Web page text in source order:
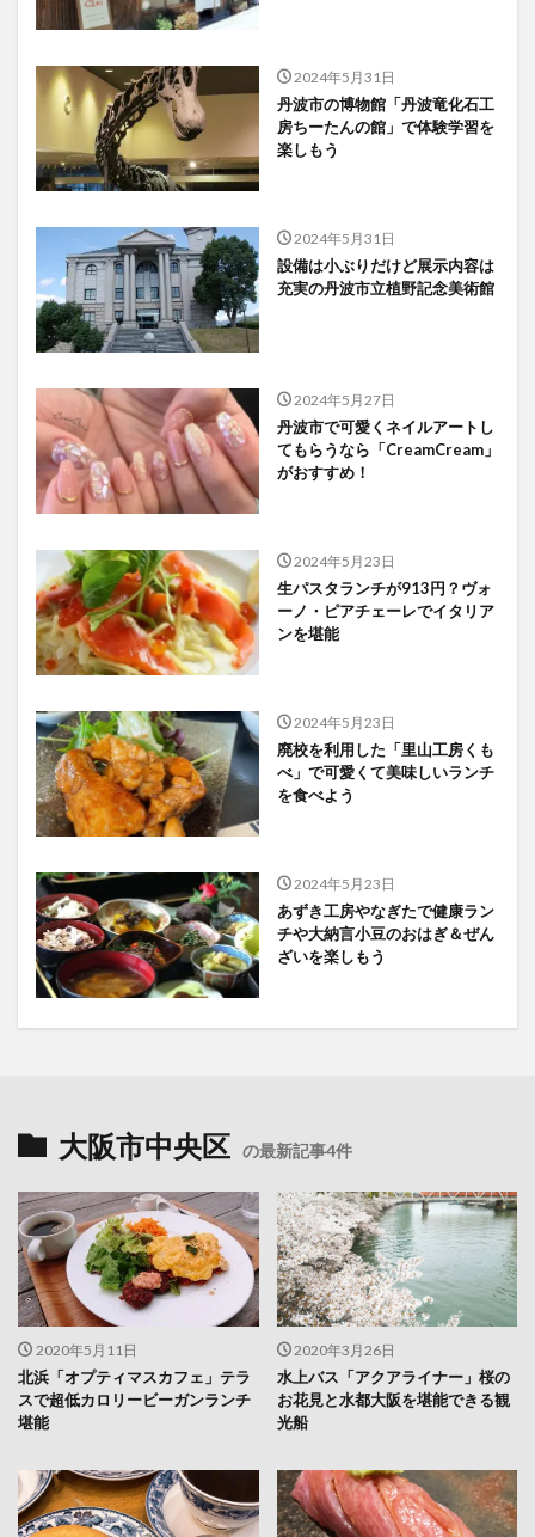
2024年5月31日
丹波市の博物館「丹波竜化石工
房ちーたんの館」で体験学習を
楽しもう
2024年5月31日
設備は小ぶりだけど展示内容は
充実の丹波市立植野記念美術館
2024年5月27日
丹波市で可愛くネイルアートし
てもらうなら「CreamCream」
がおすすめ！
2024年5月23日
生パスタランチが913円？ヴォ
ーノ・ピアチェーレでイタリア
ンを堪能
2024年5月23日
廃校を利用した「里山工房くも
べ」で可愛くて美味しいランチ
を食べよう
2024年5月23日
あずき工房やなぎたで健康ラン
チや大納言小豆のおはぎ＆ぜん
ざいを楽しもう
大阪市中央区 の最新記事4件
2020年5月11日
北浜「オプティマスカフェ」テラ
スで超低カロリービーガンランチ
堪能
2020年3月26日
水上バス「アクアライナー」桜の
お花見と水都大阪を堪能できる観
光船